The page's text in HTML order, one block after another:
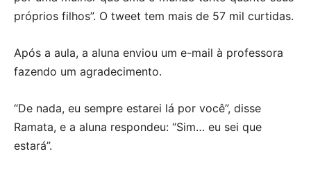
próprios filhos”. O tweet tem mais de 57 mil curtidas.
Após a aula, a aluna enviou um e-mail à professora
fazendo um agradecimento.
“De nada, eu sempre estarei lá por você”, disse
Ramata, e a aluna respondeu: “Sim… eu sei que
estará”.